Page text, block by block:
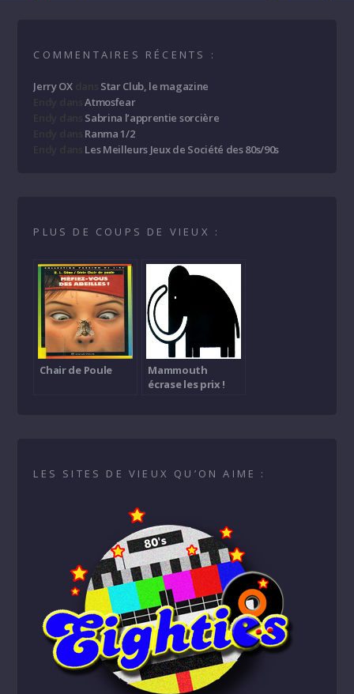
COMMENTAIRES RÉCENTS :
Jerry OXdans Star Club, le magazine
dansAtmosfear
Sabrina l’apprentie sorcière
Ranma 1/2
Les Meilleurs Jeux de Société des 80s/90s
PLUS DE COUPS DE VIEUX :
Chair de Poule
Mammouth
écrase les prix !
LES SITES DE VIEUX QU’ON AIME :